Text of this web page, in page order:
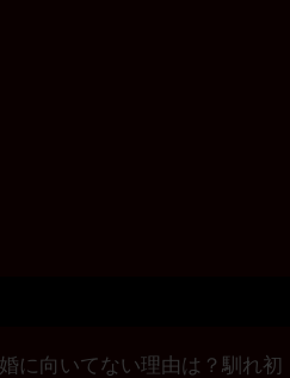
に向いてない理由は？馴れ初